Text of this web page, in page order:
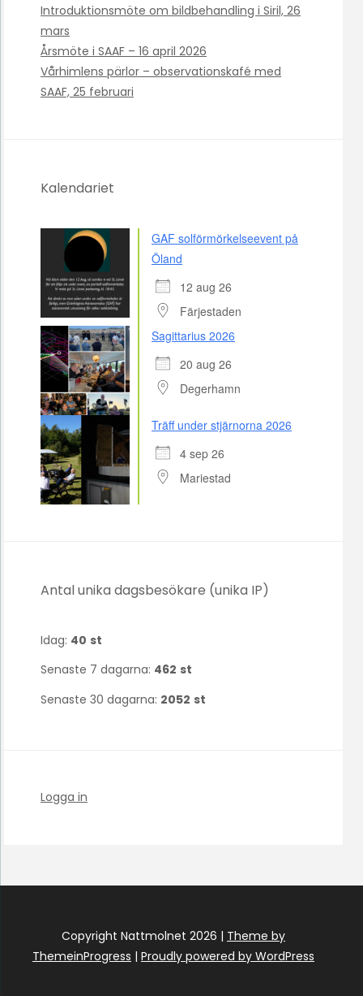
Introduktionsmöte om bildbehandling i Siril, 26
mars
Årsmöte i SAAF – 16 april 2026
Vårhimlens pärlor – observationskafé med
SAAF, 25 februari
Kalendariet
GAF solförmörkelseevent på
Öland
12 aug 26
Färjestaden
Sagittarius 2026
20 aug 26
Degerhamn
Träff under stjärnorna 2026
4 sep 26
Mariestad
Antal unika dagsbesökare (unika IP)
Idag: 40 st
Senaste 7 dagarna: 462 st
Senaste 30 dagarna: 2052 st
Logga in
Copyright Nattmolnet 2026 | Theme by
ThemeinProgress | Proudly powered by WordPress